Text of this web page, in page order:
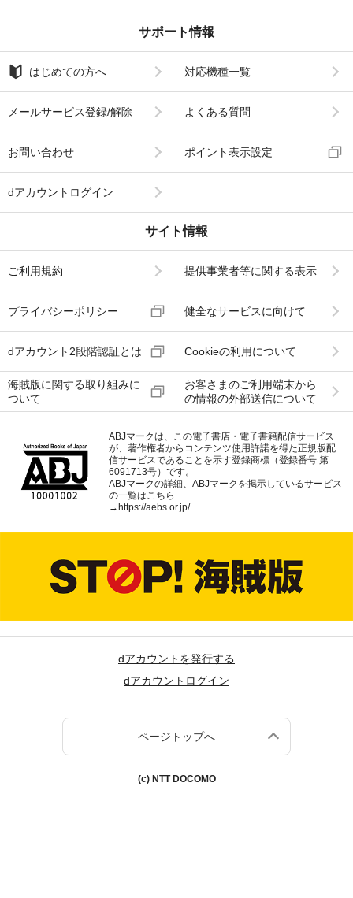
サポート情報
はじめての方へ 対応機種一覧
メールサービス登録/解除 よくある質問
お問い合わせ ポイント表示設定
dアカウントログイン
サイト情報
ご利用規約 提供事業者等に関する表示
プライバシーポリシー 健全なサービスに向けて
dアカウント2段階認証とは Cookieの利用について
海賊版に関する取り組みに
ついて
お客さまのご利用端末から
の情報の外部送信について
ABJマークは、この電子書店・電子書籍配信サービス
が、著作権者からコンテンツ使用許諾を得た正規版配
信サービスであることを示す登録商標（登録番号 第
6091713号）です。
ABJマークの詳細、ABJマークを掲示しているサービス
の一覧はこちら
→https://aebs.or.jp/
dアカウントを発行する
dアカウントログイン
ページトップへ
(c) NTT DOCOMO